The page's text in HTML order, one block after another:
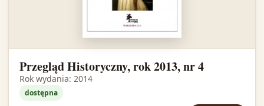
Przegląd Historyczny, rok 2013, nr 4
Rok wydania: 2014
dostępna